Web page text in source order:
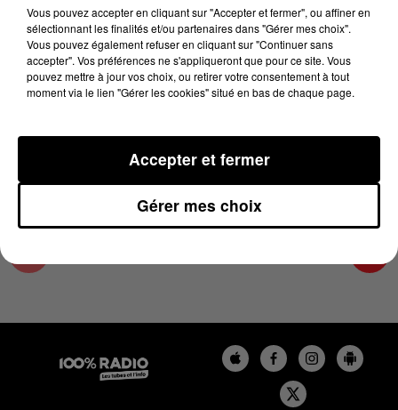
12 juin 2025 - 1 min 14 sec
L'AGENDA DU TARN ET GARONNE DU
12/06/2025 À 16H38
L'agenda du Tarn et Garonne
Vous pouvez accepter en cliquant sur "Accepter et fermer", ou affiner en
sélectionnant les finalités et/ou partenaires dans "Gérer mes choix".
Vous pouvez également refuser en cliquant sur "Continuer sans
accepter". Vos préférences ne s'appliqueront que pour ce site. Vous
pouvez mettre à jour vos choix, ou retirer votre consentement à tout
moment via le lien "Gérer les cookies" situé en bas de chaque page.
Gérer mes choix
Accepter et fermer